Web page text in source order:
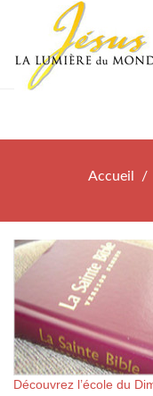
Accueil
Découvrez l’école du